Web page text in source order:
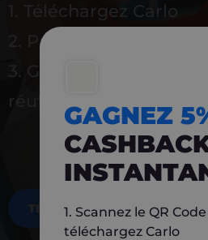
1. Téléchargez Carlo
2. Payez en magasin
3. Gagnez
réutiliser
TÉLÉCHARGEZ MAINTENANT
GAGNEZ
1. Scannez le QR
téléchargez Carlo